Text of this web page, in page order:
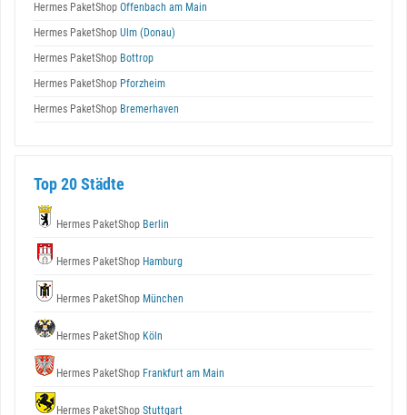
Hermes PaketShop Offenbach am Main
Hermes PaketShop Ulm (Donau)
Hermes PaketShop Bottrop
Hermes PaketShop Pforzheim
Hermes PaketShop Bremerhaven
Top 20 Städte
Hermes PaketShop Berlin
Hermes PaketShop Hamburg
Hermes PaketShop München
Hermes PaketShop Köln
Hermes PaketShop Frankfurt am Main
Hermes PaketShop Stuttgart